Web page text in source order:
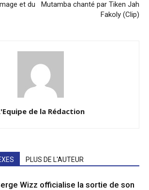
et du
Mutamba chanté par Tiken Jah
Fakoly (Clip)
de la Rédaction
PLUS DE L'AUTEUR
Wizz officialise la sortie de son